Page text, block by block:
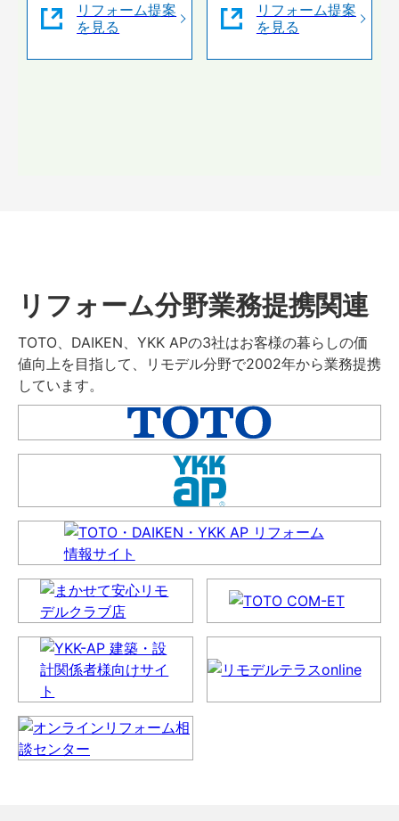
リフォーム提案
を見る
リフォーム提案
を見る
リフォーム分野業務提携関連
TOTO、DAIKEN、YKK APの3社はお客様の暮らしの価
値向上を目指して、リモデル分野で2002年から業務提携
しています。